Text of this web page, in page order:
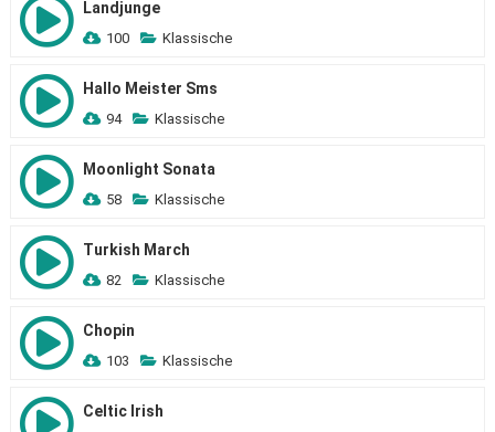
Landjunge
100 Klassische
Hallo Meister Sms
94 Klassische
Moonlight Sonata
58 Klassische
Turkish March
82 Klassische
Chopin
103 Klassische
Celtic Irish